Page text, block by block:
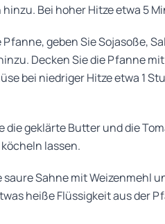
Bei hoher Hitze etwa 5
geben Sie Sojasoße,
Decken Sie die Pfanne
bei niedriger Hitze etwa 1
die geklärte Butter und die
lassen.
Sahne mit Weizenmehl
heiße Flüssigkeit aus der